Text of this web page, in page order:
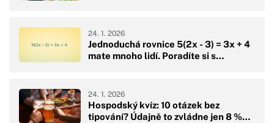
Jednoduchá rovnice 5(2x - 3) = 3x + 4
mate mnoho lidí. Poradíte si s…
24. 1. 2026
Hospodský kvíz: 10 otázek bez
tipování? Údajně to zvládne jen 8 %…
24. 1. 2026